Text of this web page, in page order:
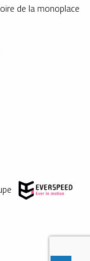
de la monoplace